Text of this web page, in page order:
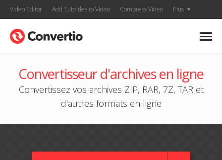
Video Editor Add Subtitles to Video Compress Video Plus
Convertisseur d'archives en ligne
Convertissez vos archives ZIP, RAR, 7Z, TAR et
d'autres formats en ligne